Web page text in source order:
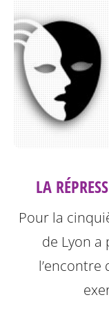
LA
Pour la
de Lyon
l’encontre